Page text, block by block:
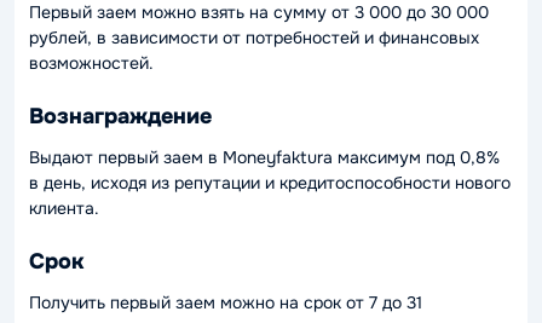
Первый заем можно взять на сумму от 3 000 до 30 000
рублей, в зависимости от потребностей и финансовых
возможностей.
Вознаграждение
Выдают первый заем в Moneyfaktura максимум под 0,8%
в день, исходя из репутации и кредитоспособности нового
клиента.
Срок
Получить первый заем можно на срок от 7 до 31